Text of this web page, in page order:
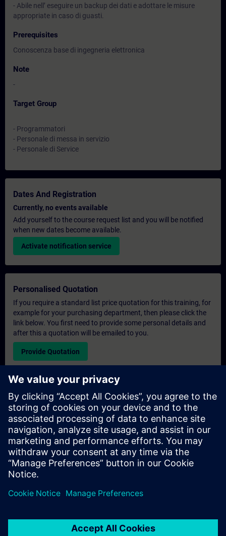
- Abile nell’ eseguire un backup dei dati e adottare le misure
appropriate in caso di guasti.
Prerequisites
Conoscenza base di ingegneria elettronica
Note
-
Target Group
- Programmatori
- Personale di messa in servizio
- Personale di Service
Dates And Registration
Currently, no events available
Add yourself to the course request list and you will be notified
when new dates become available.
Activate notification service
Personalised Quotation
If you require a standard list price quotation for this training, for
example for your purchasing department, then please click the
link below. You first need to provide some personal details and
after this a quotation will be emailed to you.
Provide Quotation
Exclusive Training Enquiry
Please complete the enquiry form below if you require a
quotation for an exclusive training course either on-site, virtually
or at our SITRAIN training centre. This type of request would be
suitable for larger groups ( 6 and above). After providing your
contact details and your training requirements, you will receive a
quotation from us.
Request Exclusive Quotation